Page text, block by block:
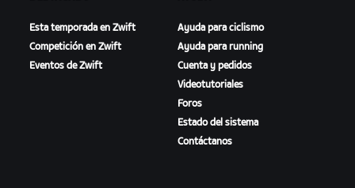
Esta temporada en Zwift
Competición en Zwift
Eventos de Zwift
Ayuda para ciclismo
Ayuda para running
Cuenta y pedidos
Videotutoriales
Foros
Estado del sistema
Contáctanos